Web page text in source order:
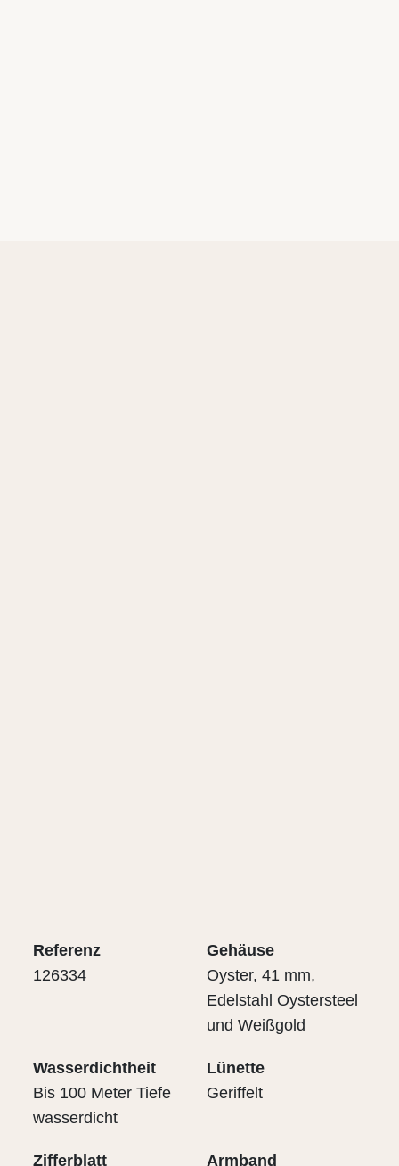
Referenz
126334
Gehäuse
Oyster, 41 mm,
Edelstahl Oystersteel
und Weißgold
Wasserdichtheit
Bis 100 Meter Tiefe
wasserdicht
Lünette
Geriffelt
Zifferblatt Armband